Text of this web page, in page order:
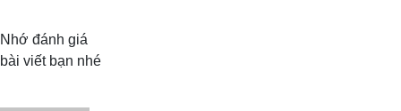
Nhớ đánh giá
bài viết bạn nhé